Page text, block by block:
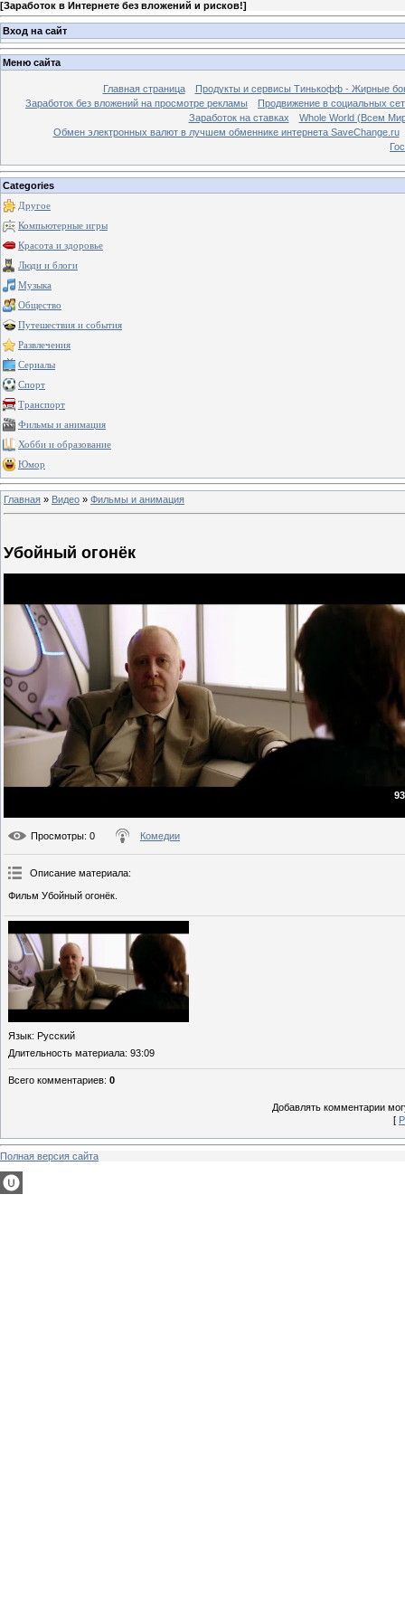
[Заработок в Интернете без вложений и рисков!]
Вход на сайт
Меню сайта
Главная страница
Продукты и сервисы Тинькофф - Жирные
Заработок без вложений на просмотре рекламы
Продвижение в социальных
Заработок на ставках
Whole World (Всем
Обмен электронных валют в лучшем обменнике интернета SaveChange.ru
Categories
Другое
Компьютерные игры
Красота и здоровье
Люди и блоги
Музыка
Общество
Путешествия и события
Развлечения
Сериалы
Спорт
Транспорт
Фильмы и анимация
Хобби и образование
Юмор
Главная » Видео » Фильмы и анимация
Убойный огонёк
Просмотры: 0 Комедии
Описание материала:
Фильм Убойный огонёк.
Язык: Русский
Длительность материала: 93:09
Всего комментариев: 0
Добавлять комментарии
[
Полная версия сайта